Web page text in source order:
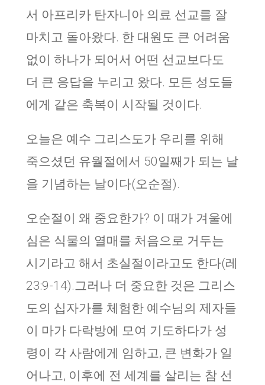
서 아프리카 탄자니아 의료 선교를 잘
마치고 돌아왔다. 한 대원도 큰 어려움
없이 하나가 되어서 어떤 선교보다도
더 큰 응답을 누리고 왔다. 모든 성도들
에게 같은 축복이 시작될 것이다.
오늘은 예수 그리스도가 우리를 위해
죽으셨던 유월절에서 50일째가 되는 날
을 기념하는 날이다(오순절).
오순절이 왜 중요한가? 이 때가 겨울에
심은 식물의 열매를 처음으로 거두는
시기라고 해서 초실절이라고도 한다(레
23:9-14).그러나 더 중요한 것은 그리스
도의 십자가를 체험한 예수님의 제자들
이 마가 다락방에 모여 기도하다가 성
령이 각 사람에게 임하고, 큰 변화가 일
어나고, 이후에 전 세계를 살리는 참 선